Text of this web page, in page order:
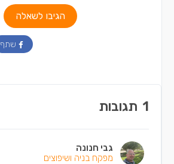
הגיבו לשאלה
שתף
1 תגובות
גבי חנונה
מפקח בניה ושיפוצים